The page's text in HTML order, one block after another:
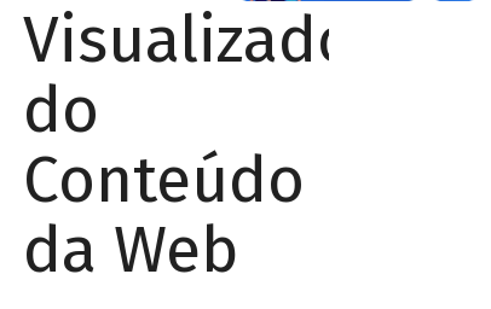
Visualizador
do
Conteúdo
da Web